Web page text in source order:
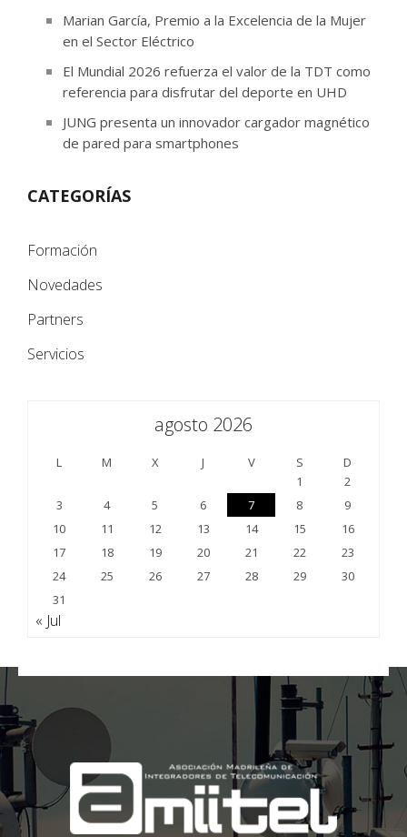
Marian García, Premio a la Excelencia de la Mujer
en el Sector Eléctrico
El Mundial 2026 refuerza el valor de la TDT como
referencia para disfrutar del deporte en UHD
JUNG presenta un innovador cargador magnético
de pared para smartphones
CATEGORÍAS
Formación
Novedades
Partners
Servicios
agosto 2026
L M X J V S
D
1
2
3
4 5 6 7 8
9
10
11 12 13 14 15
16
17
18 19 20 21 22
23
24
25 26 27 28 29
30
31
« Jul
;